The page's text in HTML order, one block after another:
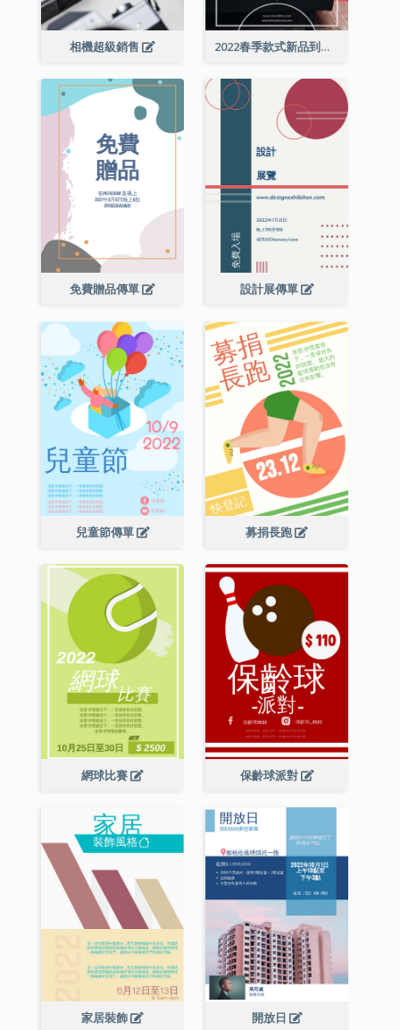
相機超級銷售 2022春季款式新品到店宣傳單張
免費贈品傳單 設計展傳單
兒童節傳單 募捐長跑
網球比賽 保齡球派對
家居裝飾 開放日